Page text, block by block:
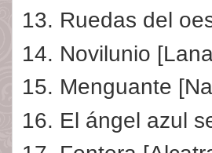
Ruedas del
Novilunio
Menguante
El ángel azul